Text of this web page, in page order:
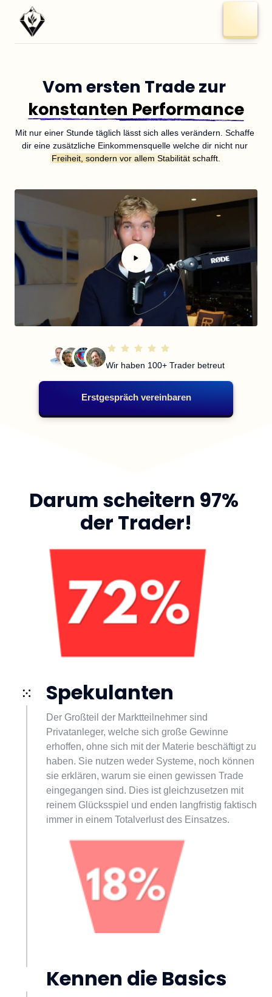
konstanten Performance
Mit nur einer Stunde täglich lässt sich alles verändern. Schaffe
Freiheit, sondern vor allem Stabilität schafft.
Wir haben 100+ Trader betreut
Erstgespräch vereinbaren
Darum scheitern 97%
der Trader!
Spekulanten
Der Großteil der Marktteilnehmer sind
Privatanleger, welche sich große Gewinne
erhoffen, ohne sich mit der Materie beschäftigt zu
haben. Sie nutzen weder Systeme, noch können
sie erklären, warum sie einen gewissen Trade
eingegangen sind. Dies ist gleichzusetzen mit
reinem Glücksspiel und enden langfristig faktisch
immer in einem Totalverlust des Einsatzes.
Kennen die Basics